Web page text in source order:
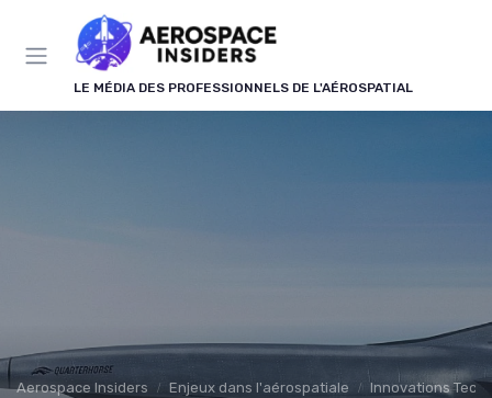
LE MÉDIA DES PROFESSIONNELS DE L'AÉROSPATIAL
Aerospace Insiders Enjeux dans l'aérospatiale Innovations
Panneau de gestion des cookies